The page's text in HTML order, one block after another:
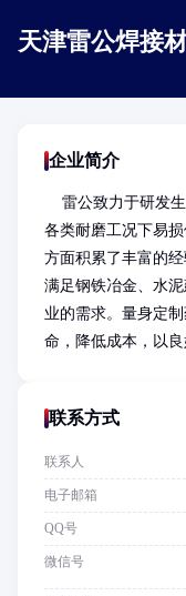
天津雷公焊接
企业简介
各类耐磨工况下易
方面积累了丰富的
满足钢铁冶金、水
业的需求。量身定
命，降低成本，以良
联系方式
联系人
电子邮箱
QQ号
微信号